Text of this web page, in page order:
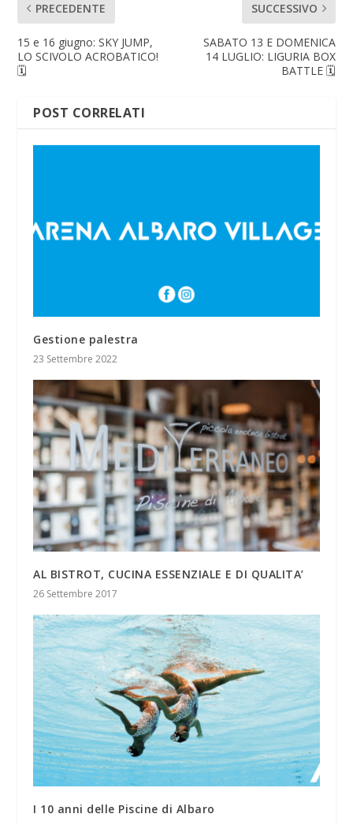
PRECEDENTE
15 e 16 giugno: SKY JUMP,
LO SCIVOLO ACROBATICO!
🗓
SUCCESSIVO
SABATO 13 E DOMENICA
14 LUGLIO: LIGURIA BOX
BATTLE 🗓
POST CORRELATI
Gestione palestra
23 Settembre 2022
AL BISTROT, CUCINA ESSENZIALE E DI QUALITA’
26 Settembre 2017
I 10 anni delle Piscine di Albaro